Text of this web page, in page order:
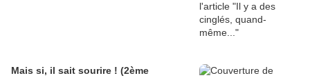
Mais si, il sait sourire ! (2ème